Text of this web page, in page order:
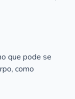
que pode se
como